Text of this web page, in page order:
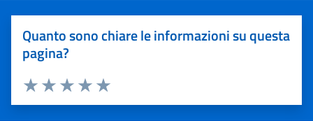
Quanto sono chiare le informazioni su questa
pagina?
Valuta 5 stelle su 5
Valuta 4 stelle su 5
Valuta 3 stelle su 5
Valuta 2 stelle su 5
Valuta 1 stelle su 5